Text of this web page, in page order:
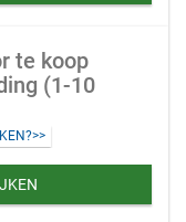
te koop
(1-10